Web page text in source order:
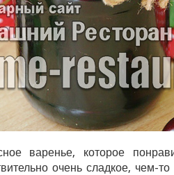
варенье, которое
очень сладкое, чем-